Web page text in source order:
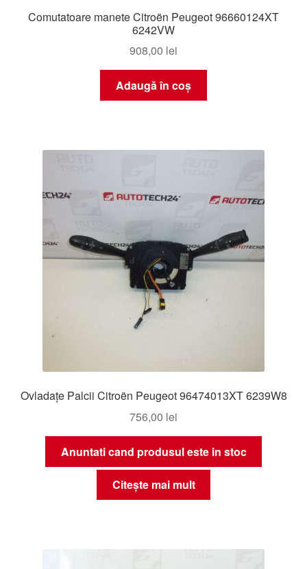
Comutatoare manete Citroën Peugeot 96660124XT
6242VW
908,00 lei
Adaugă în coș
Ovladațe Palcii Citroën Peugeot 96474013XT 6239W8
756,00 lei
Anuntati cand produsul este in stoc
Citește mai mult